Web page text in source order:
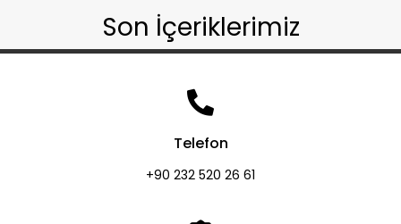
Son İçeriklerimiz
Telefon
+90 232 520 26 61